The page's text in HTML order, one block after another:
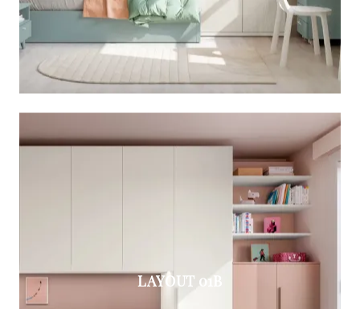
LAYOUT 01B